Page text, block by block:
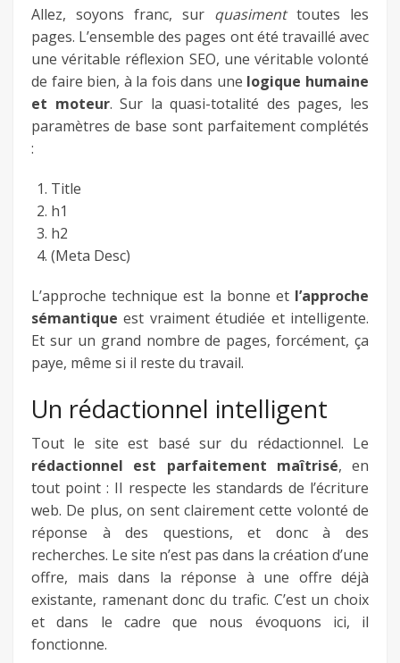
Allez, soyons franc, sur quasimenttoutes les
pages. L’ensemble des pages ont été travaillé avec
une véritable réflexion SEO, une véritable volonté
de faire bien, à la fois dans une logique humaine
et moteur. Sur la quasi-totalité des pages, les
paramètres de base sont parfaitement complétés
:
Title
h1
h2
(Meta Desc)
L’approche technique est la bonne etl’approche
sémantique est vraiment étudiée et intelligente.
Et sur un grand nombre de pages, forcément, ça
paye, même si il reste du travail.
Un rédactionnel intelligent
Tout le site est basé sur du rédactionnel. Le
rédactionnel est parfaitement maîtrisé, en
tout point : Il respecte les standards de l’écriture
web. De plus, on sent clairement cette volonté de
réponse à des questions, et donc à des
recherches. Le site n’est pas dans la création d’une
offre, mais dans la réponse à une offre déjà
existante, ramenant donc du trafic. C’est un choix
et dans le cadre que nous évoquons ici, il
fonctionne.